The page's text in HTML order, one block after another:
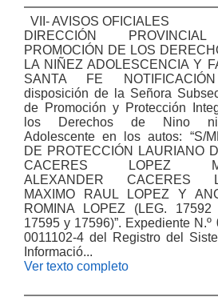
VII- AVISOS OFICIALES
DIRECCIÓN
PROMOCIÓN DE LOS
LA NIÑEZ ADOLESCENCIA Y
SANTA FE
disposición de la Señora
de Promoción y Protección
los Derechos de Nino
Adolescente en los autos: “S/
DE PROTECCIÓN LAURIANO
CACERES LOPEZ
ALEXANDER CACERES
MAXIMO RAUL LOPEZ Y
ROMINA LOPEZ (LEG. 17592
17595 y 17596)”. Expediente N.º
0011102-4 del Registro del
Informació...
Ver texto completo